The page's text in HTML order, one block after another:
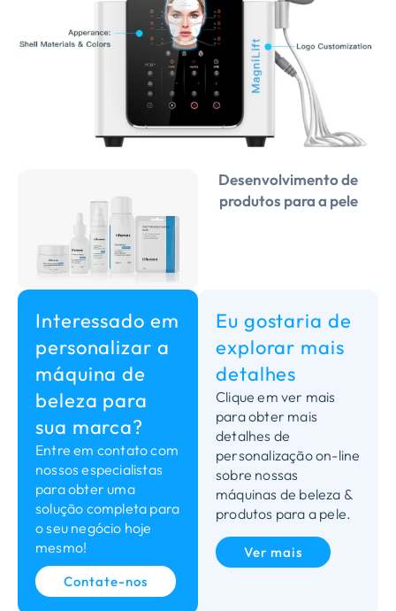
Desenvolvimento de
produtos para a pele
Interessado em
personalizar a
máquina de
beleza para
sua marca?
Entre em contato com
nossos especialistas
para obter uma
solução completa para
o seu negócio hoje
mesmo!
Contate-nos
Eu gostaria de
explorar mais
detalhes
Clique em ver mais
para obter mais
detalhes de
personalização on-line
sobre nossas
máquinas de beleza &
produtos para a pele.
Ver mais